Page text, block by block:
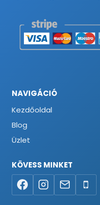
NAVIGÁCIÓ
Kezdőoldal
Blog
Üzlet
KÖVESS MINKET